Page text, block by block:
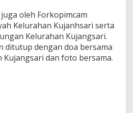
M
U
I
K
u
j
oleh Forkopimcam
Kelurahan Kujanhsari serta
Kelurahan Kujangsari.
ditutup dengan doa bersama
Kujangsari dan foto bersama.